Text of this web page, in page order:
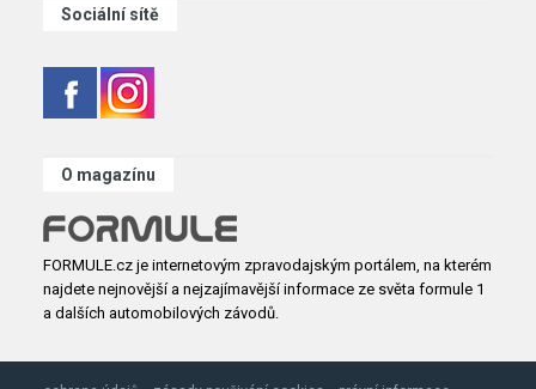
Sociální sítě
O magazínu
FORMULE.cz je internetovým zpravodajským portálem, na kterém
najdete nejnovější a nejzajímavější informace ze světa formule 1
a dalších automobilových závodů.